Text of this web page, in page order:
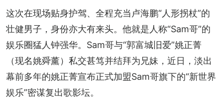
这次在现场贴身护驾、全程充当卢海鹏“人形拐杖”的
壮健男子，身份亦大有来头。他就是人称“Sam哥”的
娱乐圈猛人钟强华。Sam哥与“郭富城旧爱”姚正菁
（现名姚舜薰）私交甚笃并结拜为兄妹，近日，淡出
幕前多年的姚正菁宣布正式加盟Sam哥旗下的“新世界
娱乐”密谋复出歌影坛。